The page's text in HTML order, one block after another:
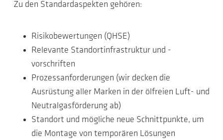
Zu den Standardaspekten gehören:
Risikobewertungen (QHSE)
Relevante Standortinfrastruktur und -
vorschriften
Prozessanforderungen (wir decken die
Ausrüstung aller Marken in der ölfreien Luft- und
Neutralgasförderung ab)
Standort und mögliche neue Schnittpunkte, um
die Montage von temporären Lösungen